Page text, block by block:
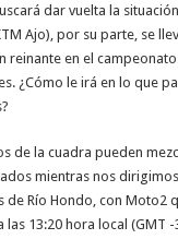
dar vuelta la
Ajo), por su parte, se
reinante en el
¿Cómo le irá en lo que
de la cuadra pueden
mientras nos
de Río Hondo, con Moto2
13:20 hora local (GMT -